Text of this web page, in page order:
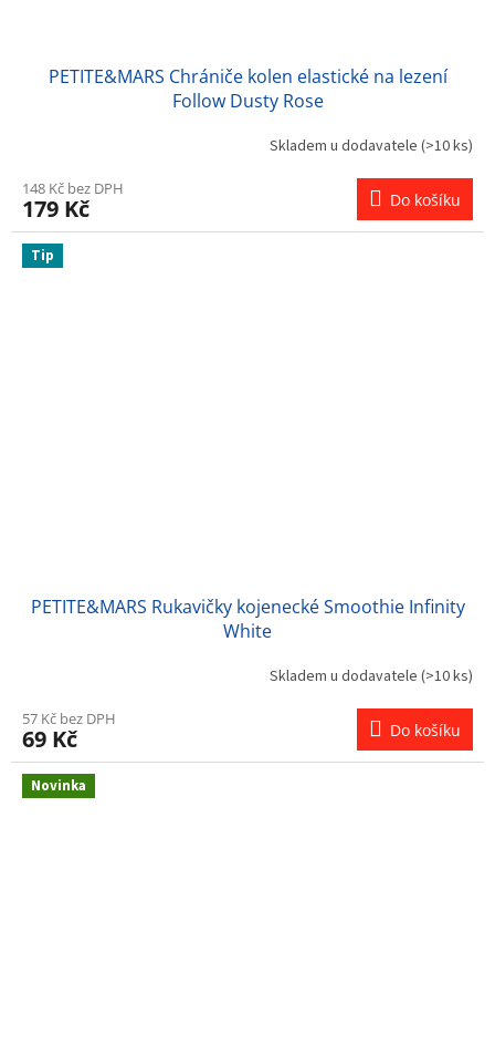
PETITE&MARS Chrániče kolen elastické na lezení
Follow Dusty Rose
Skladem u dodavatele (>10 ks)
148 Kč bez DPH
179 Kč Do košíku
Tip
PETITE&MARS Rukavičky kojenecké Smoothie Infinity
White
Skladem u dodavatele (>10 ks)
57 Kč bez DPH
69 Kč Do košíku
Novinka